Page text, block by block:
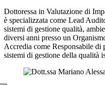
Dottoressa in Valutazione di
è specializzata come Lead
sistemi di gestione qualità,
diversi anni presso un
Accredia come Responsabile
sistemi di gestione della qualità